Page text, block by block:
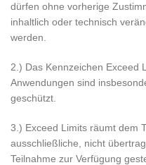
dürfen ohne vorherige
inhaltlich oder technisch
werden.
2.) Das Kennzeichen Exceed
Anwendungen sind
geschützt.
3.) Exceed Limits räumt dem
ausschließliche, nicht
Teilnahme zur Verfügung